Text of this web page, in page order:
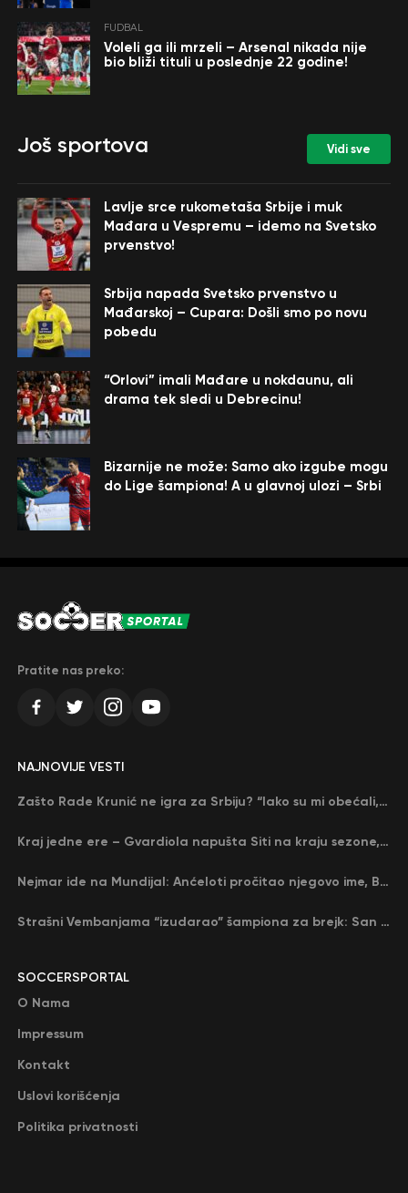
FUDBAL
Voleli ga ili mrzeli – Arsenal nikada nije
bio bliži tituli u poslednje 22 godine!
Još sportova Vidi sve
Lavlje srce rukometaša Srbije i muk
Mađara u Vespremu – idemo na Svetsko
prvenstvo!
Srbija napada Svetsko prvenstvo u
Mađarskoj – Cupara: Došli smo po novu
pobedu
“Orlovi” imali Mađare u nokdaunu, ali
drama tek sledi u Debrecinu!
Bizarnije ne može: Samo ako izgube mogu
do Lige šampiona! A u glavnoj ulozi – Srbi
Pratite nas preko:
SOCCERSPORTAL
O Nama
Impressum
Kontakt
Uslovi korišćenja
Politika privatnosti
NAJNOVIJE VESTI
Zašto Rade Krunić ne igra za Srbiju? “Iako su mi obećali, niko me nije zvao…”
Kraj jedne ere – Gvardiola napušta Siti na kraju sezone, menja ga njegov nekadašnji rival
Nejmar ide na Mundijal: Anćeloti pročitao njegovo ime, Brazil u delirijumu (VIDEO)
Strašni Vembanjama “izudarao” šampiona za brejk: San Antonio poveo protiv Oklahome